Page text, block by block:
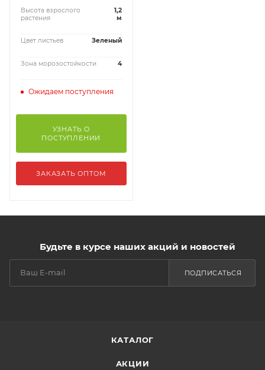
Высота взрослого
растения
1,2
м
Цвет листьев Зеленый
Зона морозостойкости 4
Ожидаем поступления
УЗНАТЬ О
ПОСТУПЛЕНИИ
ЗАКАЗАТЬ ОПТОМ
Будьте в курсе наших акций и новостей
ПОДПИСАТЬСЯ
КАТАЛОГ
АКЦИИ